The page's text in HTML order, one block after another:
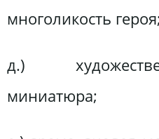
многоликость
д.)
миниатюра;